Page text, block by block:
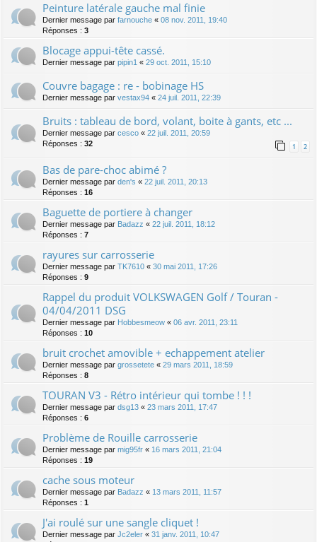
Peinture latérale gauche mal finie
Dernier message par farnouche « 08 nov. 2011, 19:40
Réponses : 3
Blocage appui-tête cassé.
Dernier message par pipin1 « 29 oct. 2011, 15:10
Couvre bagage : re - bobinage HS
Dernier message par vestax94 « 24 juil. 2011, 22:39
Bruits : tableau de bord, volant, boite à gants, etc ...
Dernier message par cesco « 22 juil. 2011, 20:59
Réponses : 32 1 2
Bas de pare-choc abimé ?
Dernier message par den's « 22 juil. 2011, 20:13
Réponses : 16
Baguette de portiere à changer
Dernier message par Badazz « 22 juil. 2011, 18:12
Réponses : 7
rayures sur carrosserie
Dernier message par TK7610 « 30 mai 2011, 17:26
Réponses : 9
Rappel du produit VOLKSWAGEN Golf / Touran -
04/04/2011 DSG
Dernier message par Hobbesmeow « 06 avr. 2011, 23:11
Réponses : 10
bruit crochet amovible + echappement atelier
Dernier message par grossetete « 29 mars 2011, 18:59
Réponses : 8
TOURAN V3 - Rétro intérieur qui tombe ! ! !
Dernier message par dsg13 « 23 mars 2011, 17:47
Réponses : 6
Problème de Rouille carrosserie
Dernier message par mig95fr « 16 mars 2011, 21:04
Réponses : 19
cache sous moteur
Dernier message par Badazz « 13 mars 2011, 11:57
Réponses : 1
J'ai roulé sur une sangle cliquet !
Dernier message par Jc2eler « 31 janv. 2011, 10:47